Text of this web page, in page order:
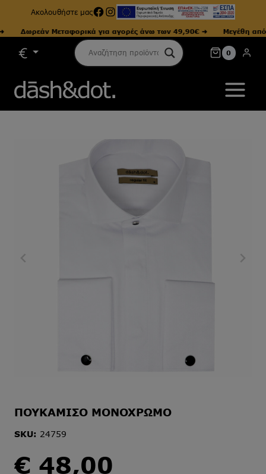
Ακολουθήστε μαςFacebook
Instagram
Δωρεάν Μεταφορικά για αγορές άνω των 49,90€ ➜ Μεγέθη από
0
ΠΟΥΚΑΜΙΣΟ ΜΟΝΟΧΡΩΜΟ
SKU: 24759
€ 48,00